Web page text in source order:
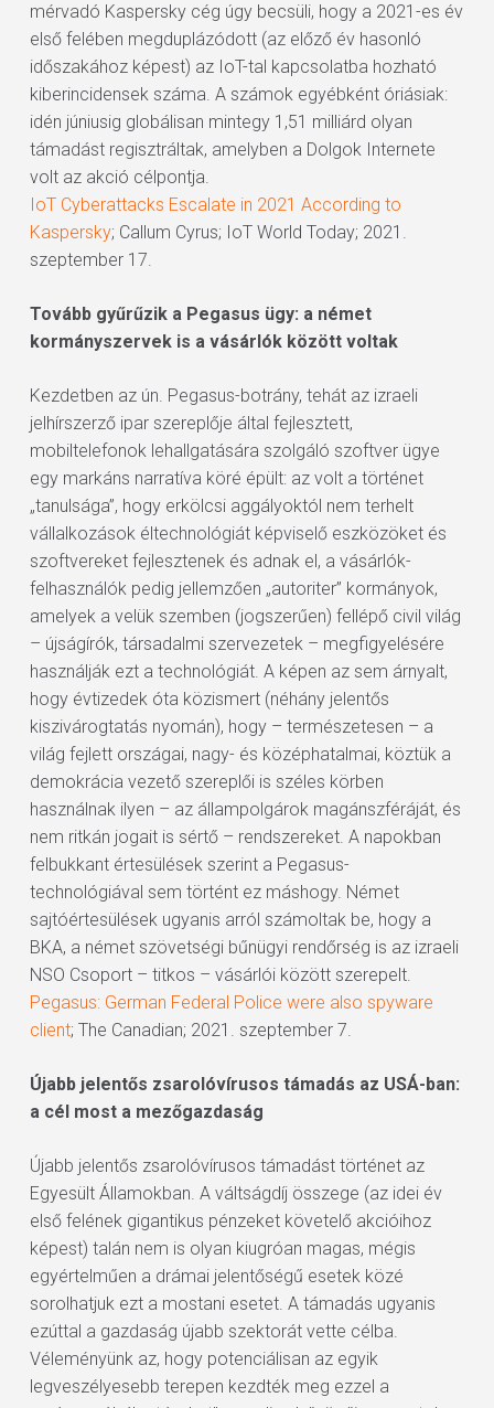
mérvadó Kaspersky cég úgy becsüli, hogy a 2021-es év
első felében megduplázódott (az előző év hasonló
időszakához képest) az IoT-tal kapcsolatba hozható
kiberincidensek száma. A számok egyébként óriásiak:
idén júniusig globálisan mintegy 1,51 milliárd olyan
támadást regisztráltak, amelyben a Dolgok Internete
volt az akció célpontja.
IoT Cyberattacks Escalate in 2021 According to
Kaspersky; Callum Cyrus; IoT World Today; 2021.
szeptember 17.
Tovább gyűrűzik a Pegasus ügy: a német
kormányszervek is a vásárlók között voltak
Kezdetben az ún. Pegasus-botrány, tehát az izraeli
jelhírszerző ipar szereplője által fejlesztett,
mobiltelefonok lehallgatására szolgáló szoftver ügye
egy markáns narratíva köré épült: az volt a történet
„tanulsága”, hogy erkölcsi aggályoktól nem terhelt
vállalkozások éltechnológiát képviselő eszközöket és
szoftvereket fejlesztenek és adnak el, a vásárlók-
felhasználók pedig jellemzően „autoriter” kormányok,
amelyek a velük szemben (jogszerűen) fellépő civil világ
– újságírók, társadalmi szervezetek – megfigyelésére
használják ezt a technológiát. A képen az sem árnyalt,
hogy évtizedek óta közismert (néhány jelentős
kiszivárogtatás nyomán), hogy – természetesen – a
világ fejlett országai, nagy- és középhatalmai, köztük a
demokrácia vezető szereplői is széles körben
használnak ilyen – az állampolgárok magánszféráját, és
nem ritkán jogait is sértő – rendszereket. A napokban
felbukkant értesülések szerint a Pegasus-
technológiával sem történt ez máshogy. Német
sajtóértesülések ugyanis arról számoltak be, hogy a
BKA, a német szövetségi bűnügyi rendőrség is az izraeli
NSO Csoport – titkos – vásárlói között szerepelt.
Pegasus: German Federal Police were also spyware
client; The Canadian; 2021. szeptember 7.
Újabb jelentős zsarolóvírusos támadás az USÁ-ban:
a cél most a mezőgazdaság
Újabb jelentős zsarolóvírusos támadást történet az
Egyesült Államokban. A váltságdíj összege (az idei év
első felének gigantikus pénzeket követelő akcióihoz
képest) talán nem is olyan kiugróan magas, mégis
egyértelműen a drámai jelentőségű esetek közé
sorolhatjuk ezt a mostani esetet. A támadás ugyanis
ezúttal a gazdaság újabb szektorát vette célba.
Véleményünk az, hogy potenciálisan az egyik
legveszélyesebb terepen kezdték meg ezzel a